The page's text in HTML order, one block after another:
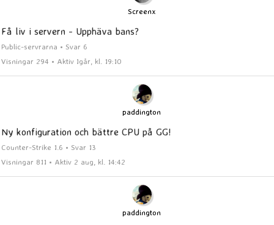
Screenx
Få liv i servern - Upphäva bans?
Public-servrarna • Svar 6
Visningar 294 • Aktiv Igår, kl. 19:10
paddington
Ny konfiguration och bättre CPU på GG!
Counter-Strike 1.6 • Svar 13
Visningar 811 • Aktiv 2 aug, kl. 14:42
paddington